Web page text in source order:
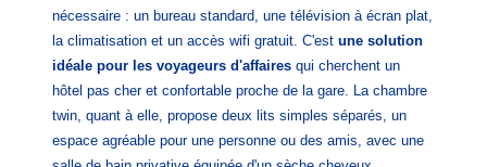
nécessaire : un bureau standard, une télévision à écran plat,
la climatisation et un accès wifi gratuit. C'estune solution
idéale pour les voyageurs d'affaires qui cherchent un
hôtel pas cher et confortable proche de la gare. La chambre
twin, quant à elle, propose deux lits simples séparés, un
espace agréable pour une personne ou des amis, avec une